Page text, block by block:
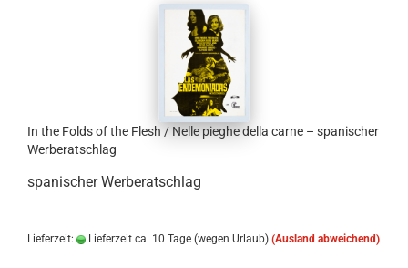
In the Folds of the Flesh / Nelle pieghe della carne – spanischer
Werberatschlag
spanischer Werberatschlag
Lieferzeit: Lieferzeit ca. 10 Tage (wegen Urlaub) (Ausland abweichend)